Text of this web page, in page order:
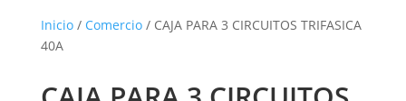
Inicio/ Comercio/ CAJA PARA 3 CIRCUITOS TRIFASICA
40A